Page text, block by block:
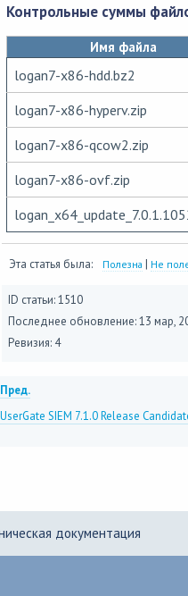
Контрольные суммы
Имя файла
logan7-x86-hdd.bz2
logan7-x86-hyperv.zip
logan7-x86-qcow2.zip
logan7-x86-ovf.zip
Эта статья была: Полезна | Не
ID статьи: 1510
Последнее обновление:13 мар,
Ревизия: 4
Пред.
UserGate SIEM 7.1.0 Release
документация